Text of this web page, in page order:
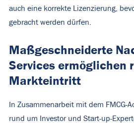
auch eine korrekte Lizenzierung,
gebracht werden dürfen.
Maßgeschneiderte
Services ermöglichen
Markteintritt
In Zusammenarbeit mit dem FMCG-
rund um Investor und Start-up-